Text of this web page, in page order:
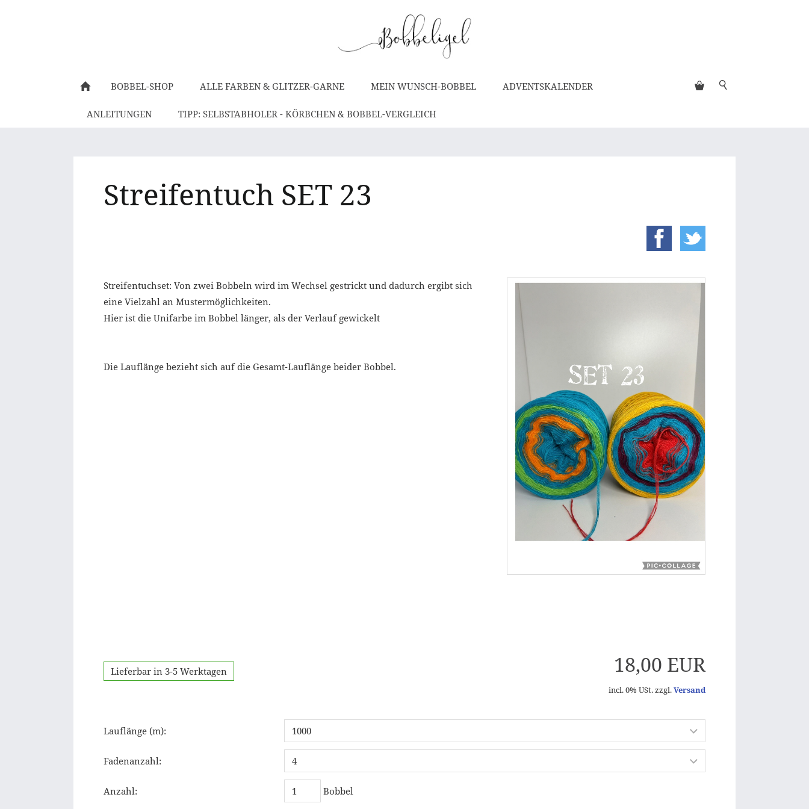
BOBBEL-SHOP ALLE FARBEN & GLITZER-GARNE MEIN WUNSCH-BOBBEL ADVENTSKALENDER
ANLEITUNGEN TIPP: SELBSTABHOLER - KÖRBCHEN & BOBBEL-VERGLEICH
Streifentuch SET 23
Streifentuchset: Von zwei Bobbeln wird im Wechsel gestrickt und dadurch ergibt sich
eine Vielzahl an Mustermöglichkeiten.
Hier ist die Unifarbe im Bobbel länger, als der Verlauf gewickelt
Die Lauflänge bezieht sich auf die Gesamt-Lauflänge beider Bobbel.
Lieferbar in 3-5 Werktagen 18,00 EUR
incl. 0% USt. zzgl.Versand
Lauflänge (m):
Fadenanzahl:
Anzahl: Bobbel